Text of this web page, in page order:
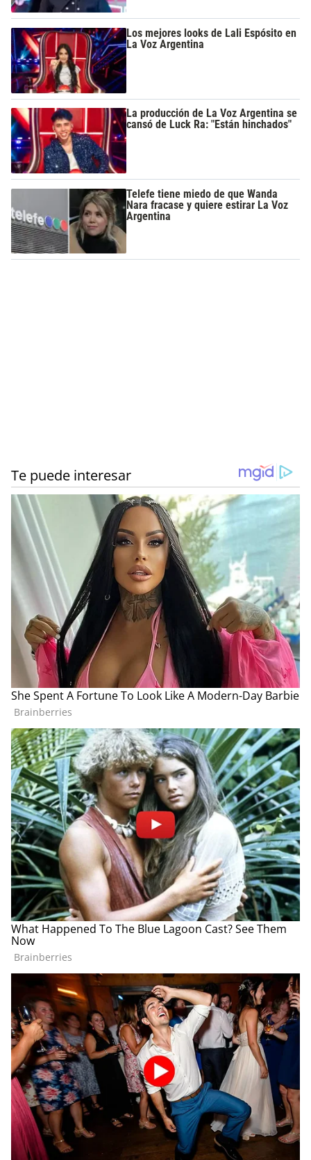
Los mejores looks de Lali Espósito en
La Voz Argentina
La producción de La Voz Argentina se
cansó de Luck Ra: "Están hinchados"
Telefe tiene miedo de que Wanda
Nara fracase y quiere estirar La Voz
Argentina